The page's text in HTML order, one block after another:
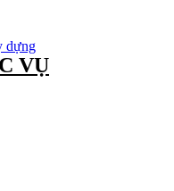
dựng
VỤ